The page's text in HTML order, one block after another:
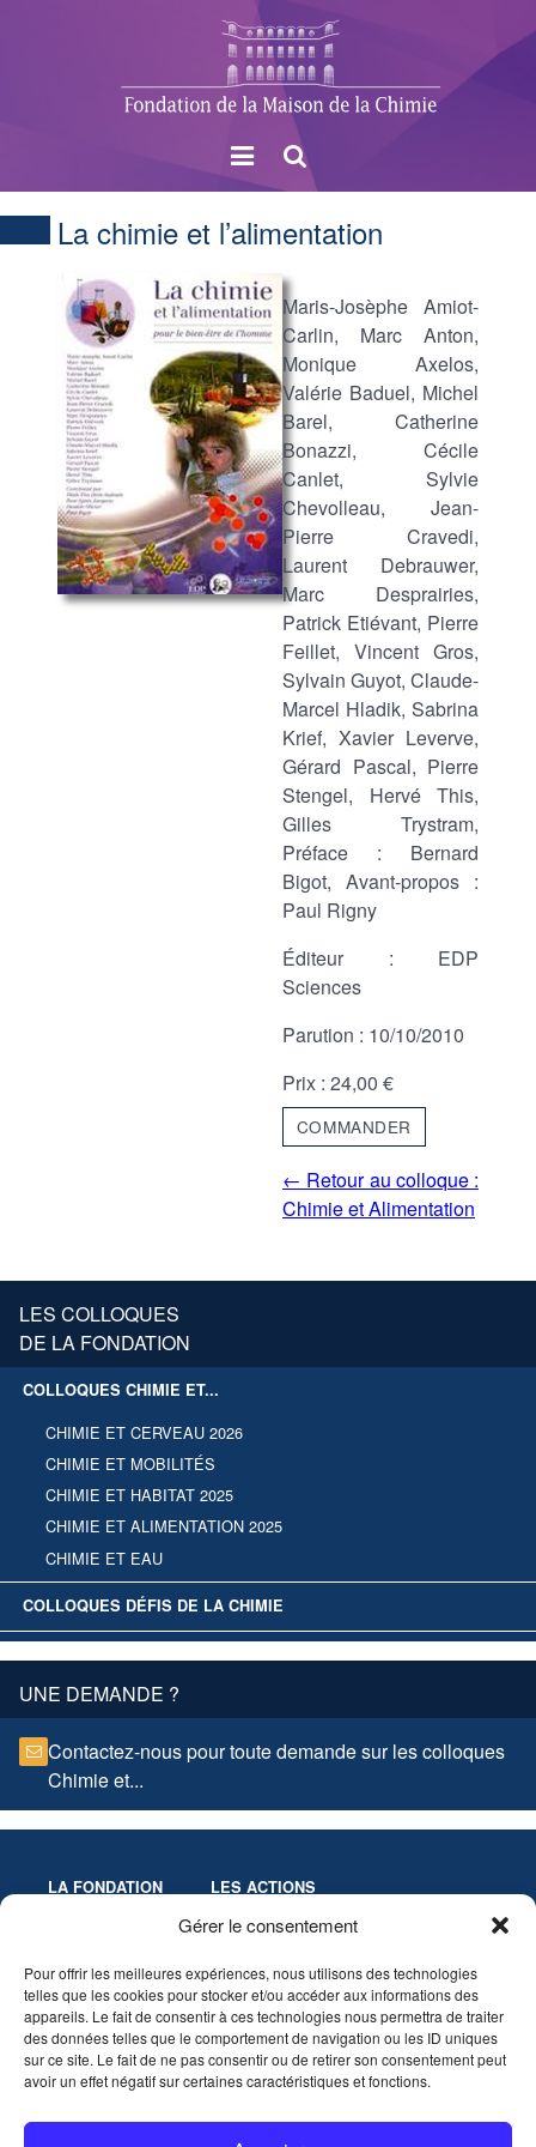
Gérer le consentement
Pour offrir les meilleures expériences, nous utilisons des technologies
telles que les cookies pour stocker et/ou accéder aux informations des
appareils. Le fait de consentir à ces technologies nous permettra de traiter
des données telles que le comportement de navigation ou les ID uniques
sur ce site. Le fait de ne pas consentir ou de retirer son consentement peut
avoir un effet négatif sur certaines caractéristiques et fonctions.
MenuRechercher
La chimie et l’alimentation
Maris-Josèphe Amiot-
Carlin, Marc Anton,
Monique Axelos,
Valérie Baduel, Michel
Barel, Catherine
Bonazzi, Cécile
Canlet, Sylvie
Chevolleau, Jean-
Pierre Cravedi,
Laurent Debrauwer,
Marc Desprairies,
Patrick Etiévant, Pierre
Feillet, Vincent Gros,
Sylvain Guyot, Claude-
Marcel Hladik, Sabrina
Krief, Xavier Leverve,
Gérard Pascal, Pierre
Stengel, Hervé This,
Gilles Trystram,
Préface : Bernard
Bigot, Avant-propos :
Paul Rigny
Éditeur : EDP
Sciences
Parution : 10/10/2010
Prix : 24,00 €
COMMANDER
← Retour au colloque :
Chimie et Alimentation
LES COLLOQUES
DE LA FONDATION
COLLOQUES CHIMIE ET...
CHIMIE ET CERVEAU 2026
CHIMIE ET MOBILITÉS
CHIMIE ET HABITAT 2025
CHIMIE ET ALIMENTATION 2025
CHIMIE ET EAU
COLLOQUES DÉFIS DE LA CHIMIE
UNE DEMANDE ?
Contactez-nous pour toute demande sur les colloques
Chimie et...
LA FONDATION
Statuts
LES ACTIONS
Colloques
Innovation-Recherche
Les Prix de la Fondation
Partenaires